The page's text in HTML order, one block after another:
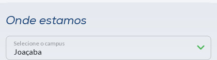
Onde estamos
Selecione o campus